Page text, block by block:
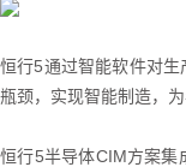
恒行5通过智能软件对
瓶颈，实现智能制造，
恒行5半导体CIM方案集